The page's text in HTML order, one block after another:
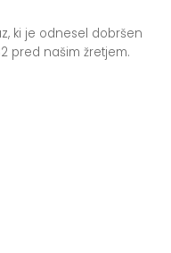
ki je odnesel dobršen
pred našim žretjem.